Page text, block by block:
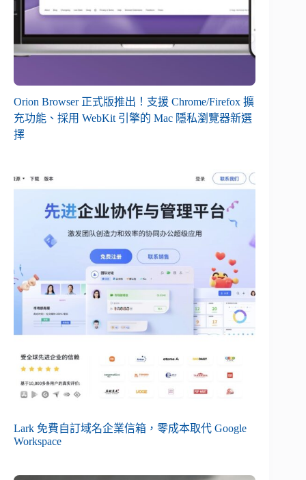
Orion Browser 正式版推出！支援 Chrome/Firefox 擴
充功能、採用 WebKit 引擎的 Mac 隱私瀏覽器新選
擇
Lark 免費自訂域名企業信箱，零成本取代 Google
Workspace